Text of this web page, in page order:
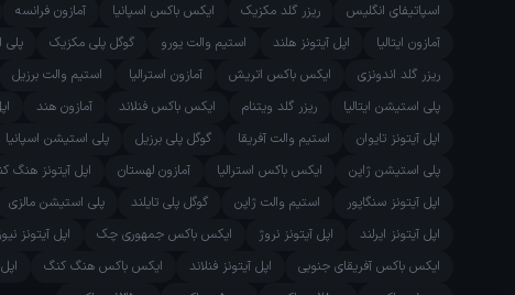
اسپاتیفای انگلیس
ریزر گلد مکزیک ایکس باکس اسپانیا آمازون فرانسه
آمازون ایتالیا
اپل آیتونز هلند استیم والت یورو گوگل پلی مکزیک
ریزر گلد اندونزی
ایکس باکس اتریش آمازون استرالیا استیم والت برزیل
پلی استیشن ایتالیا
ریزر گلد ویتنام ایکس باکس فنلاند آمازون هند
اپل آیتونز تایوان
استیم والت آفریقا گوگل پلی برزیل پلی استیشن اسپانیا
پلی استیشن ژاپن
ایکس باکس استرالیا آمازون لهستان اپل آیتونز هنگ
اپل آیتونز سنگاپور
استیم والت ژاپن گوگل پلی تایلند پلی استیشن مالزی
اپل آیتونز ایرلند
اپل آیتونز نروژ ایکس باکس جمهوری چک اپل آیتونز
ایکس باکس آفریقای جنوبی
اپل آیتونز فنلاند ایکس باکس هنگ کنگ